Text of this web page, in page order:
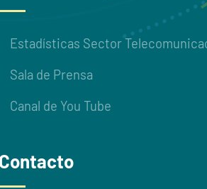
Estadísticas Sector
Sala de Prensa
Canal de You Tube